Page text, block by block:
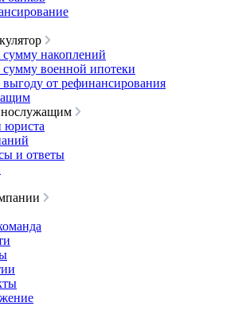
сумму накоплений
сумму военной ипотеки
выгоду от рефинансирования
юриста
и ответы